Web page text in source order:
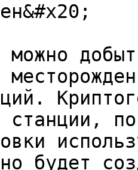
можно
станции,
будет